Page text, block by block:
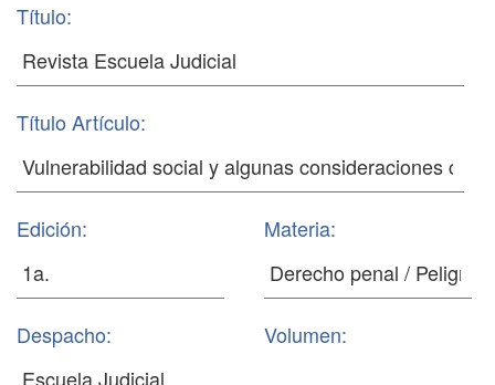
Título:
Título Artículo:
Edición: Materia:
Despacho: Volumen: